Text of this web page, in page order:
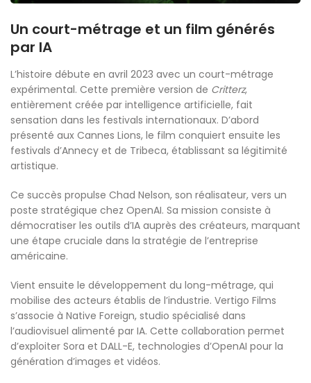
Un court-métrage et un film générés
par IA
L’histoire débute en avril 2023 avec un court-métrage
expérimental. Cette première version de Critterz,
entièrement créée par intelligence artificielle, fait
sensation dans les festivals internationaux. D’abord
présenté aux Cannes Lions, le film conquiert ensuite les
festivals d’Annecy et de Tribeca, établissant sa légitimité
artistique.
Ce succès propulse Chad Nelson, son réalisateur, vers un
poste stratégique chez OpenAI. Sa mission consiste à
démocratiser les outils d’IA auprès des créateurs, marquant
une étape cruciale dans la stratégie de l’entreprise
américaine.
Vient ensuite le développement du long-métrage, qui
mobilise des acteurs établis de l’industrie. Vertigo Films
s’associe à Native Foreign, studio spécialisé dans
l’audiovisuel alimenté par IA. Cette collaboration permet
d’exploiter Sora et DALL-E, technologies d’OpenAI pour la
génération d’images et vidéos.